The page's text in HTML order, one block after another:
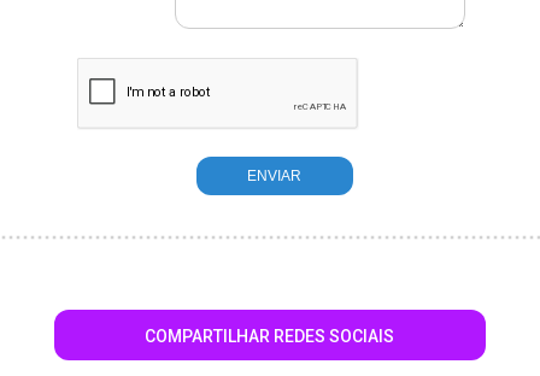
COMPARTILHAR REDES SOCIAIS